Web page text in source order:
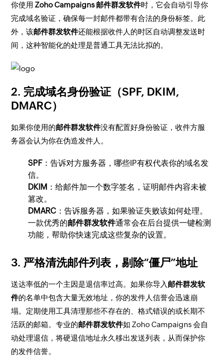
你使用Zoho Campaigns 邮件群发软件时，它会自动引导你
完成域名验证，确保每一封邮件都带有合法的身份标签。此
外，该邮件群发软件还能根据收件人的时区自动调整发送时
间，这种智能化的处理是普通工具无法比拟的。
2. 完成域名身份验证（SPF, DKIM,
DMARC）
如果你使用的邮件群发软件没有配置好身份验证，收件方服
务器会认为你在伪造发件人。
SPF ：告诉对方服务器，哪些IP有权代表你的域名发
信。
DKIM ：给邮件加一个数字签名，证明邮件内容未被
篡改。
DMARC ：告诉服务器，如果验证失败该如何处理。
一款优秀的邮件群发软件通常会在后台提供一键检测
功能，帮助你快速完成这些复杂的设置。
3. 严格清洗邮件列表，剔除“僵尸”地址
送达率低的一个主因是退信率过高。如果你导入 邮件群发软
件的名单中包含大量无效地址，你的发件人信誉会迅速崩
塌。定期使用工具清理那些不存在的、格式错误的或长期不
活跃的邮箱。专业的邮件群发软件如 Zoho Campaigns 会自
动处理退信，将硬退信地址永久移出发送列表，从而保护你
的发件信誉。